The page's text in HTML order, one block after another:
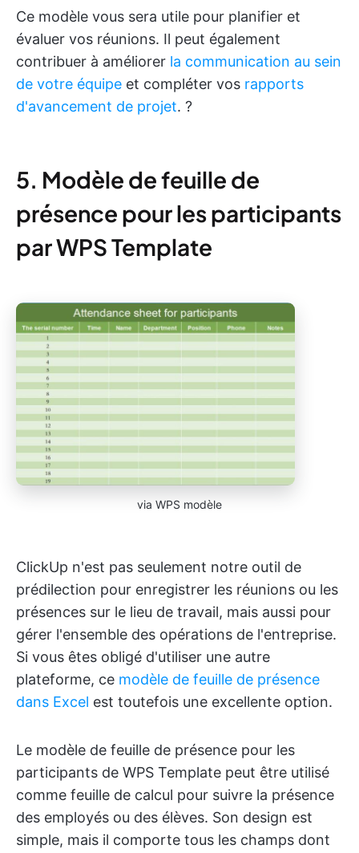
Ce modèle vous sera utile pour planifier et
évaluer vos réunions. Il peut également
contribuer à améliorer la communication au sein
de votre équipe et compléter vos rapports
d'avancement de projet. ?
5. Modèle de feuille de
présence pour les participants
par WPS Template
via WPS modèle
ClickUp n'est pas seulement notre outil de
prédilection pour enregistrer les réunions ou les
présences sur le lieu de travail, mais aussi pour
gérer l'ensemble des opérations de l'entreprise.
Si vous êtes obligé d'utiliser une autre
plateforme, ce modèle de feuille de présence
dans Excel est toutefois une excellente option.
Le modèle de feuille de présence pour les
participants de WPS Template peut être utilisé
comme feuille de calcul pour suivre la présence
des employés ou des élèves. Son design est
simple, mais il comporte tous les champs dont